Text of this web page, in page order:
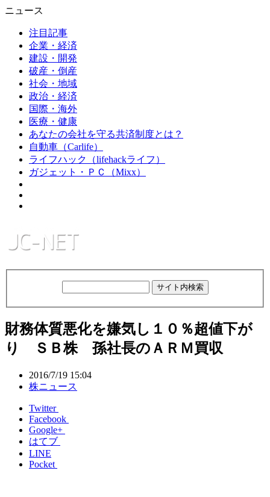
ニュース
注目記事
企業・経済
建設・開発
破産・倒産
社会・地域
政治・経済
国際・海外
医療・健康
あなたの会社を守る共済制度とは？
自動車（Carlife）
ライフハック（lifehackライフ）
ガジェット・ＰＣ（Mixx）
財務体質悪化を嫌気し１０％超値下が
り ＳＢ株 孫社長のＡＲＭ買収
2016/7/19 15:04
株ニュース
Twitter
Facebook
Google+
はてブ
LINE
Pocket